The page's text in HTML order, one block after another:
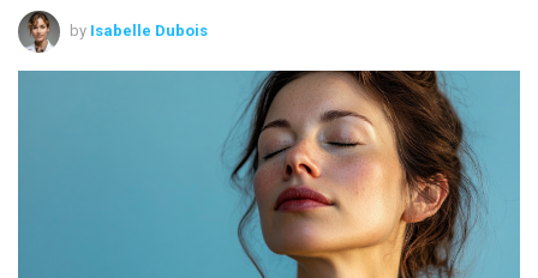
by Isabelle Dubois